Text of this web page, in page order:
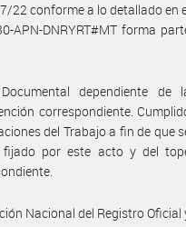
22 conforme a lo detallado en
APN-DNRYRT#MT forma
dependiente de
correspondiente.
del Trabajo a fin de que
fijado por este acto y del
Nacional del Registro Oficial